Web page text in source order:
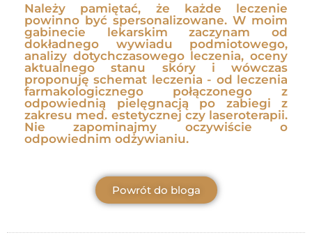
Należy pamiętać, że każde leczenie
powinno być spersonalizowane. W moim
gabinecie lekarskim zaczynam od
dokładnego wywiadu podmiotowego,
analizy dotychczasowego leczenia, oceny
aktualnego stanu skóry i wówczas
proponuję schemat leczenia - od leczenia
farmakologicznego połączonego z
odpowiednią pielęgnacją po zabiegi z
zakresu med. estetycznej czy laseroterapii.
Nie zapominajmy oczywiście o
odpowiednim odżywianiu.
Powrót do bloga